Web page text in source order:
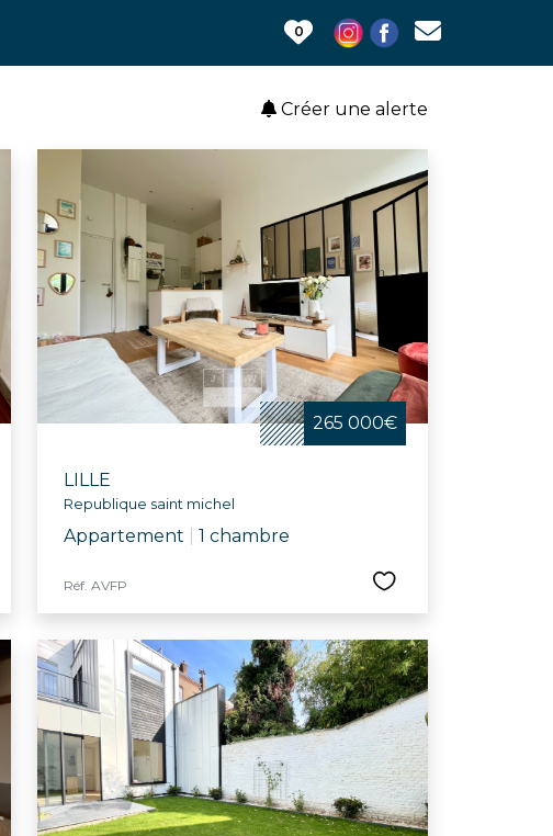
0
Créer une alerte
265 000€
LILLE
Republique saint michel
Appartement 1 chambre
Réf. AVFP